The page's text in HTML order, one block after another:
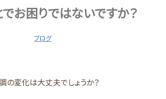
お困りではないですか？
ブログ
の変化は大丈夫でしょうか？